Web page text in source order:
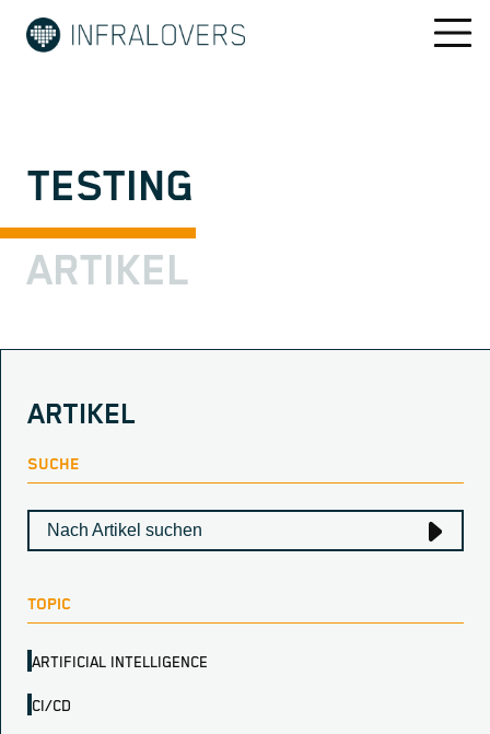
TESTING
ARTIKEL
ARTIKEL
SUCHE
TOPIC
ARTIFICIAL INTELLIGENCE
CI/CD